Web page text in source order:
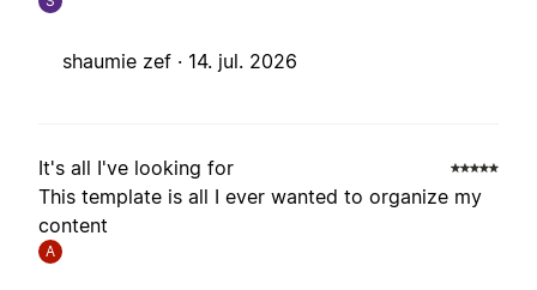
shaumie zef · 14. jul. 2026
It's all I've looking for
This template is all I ever wanted to organize my
content
A